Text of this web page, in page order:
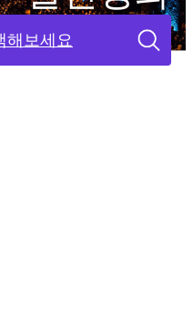
해보세요